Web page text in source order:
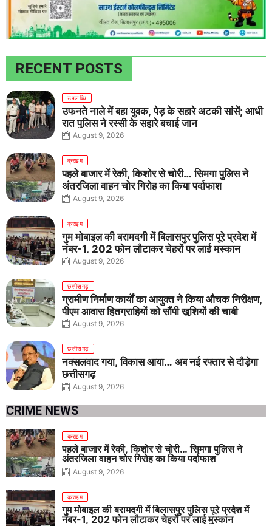
RECENT POSTS
उपलब्धि
उफनते नाले में बहा युवक, पेड़ के सहारे अटकी सांसें; आधी
रात पुलिस ने रस्सी के सहारे बचाई जान
August 9, 2026
क्राइम
पहले बाजार में रेकी, किशोर से चोरी… सिमगा पुलिस ने
अंतरजिला वाहन चोर गिरोह का किया पर्दाफाश
August 9, 2026
क्राइम
गुम मोबाइल की बरामदगी में बिलासपुर पुलिस पूरे प्रदेश में
नंबर-1, 202 फोन लौटाकर चेहरों पर लाई मुस्कान
August 9, 2026
छत्तीसगढ़
ग्रामीण निर्माण कार्यों का आयुक्त ने किया औचक निरीक्षण,
पीएम आवास हितग्राहियों को सौंपी खुशियों की चाबी
August 9, 2026
छत्तीसगढ़
नक्सलवाद गया, विकास आया… अब नई रफ्तार से दौड़ेगा
छत्तीसगढ़
August 9, 2026
CRIME NEWS
क्राइम
पहले बाजार में रेकी, किशोर से चोरी… सिमगा पुलिस ने
अंतरजिला वाहन चोर गिरोह का किया पर्दाफाश
August 9, 2026
क्राइम
गुम मोबाइल की बरामदगी में बिलासपुर पुलिस पूरे प्रदेश में
नंबर-1, 202 फोन लौटाकर चेहरों पर लाई मुस्कान